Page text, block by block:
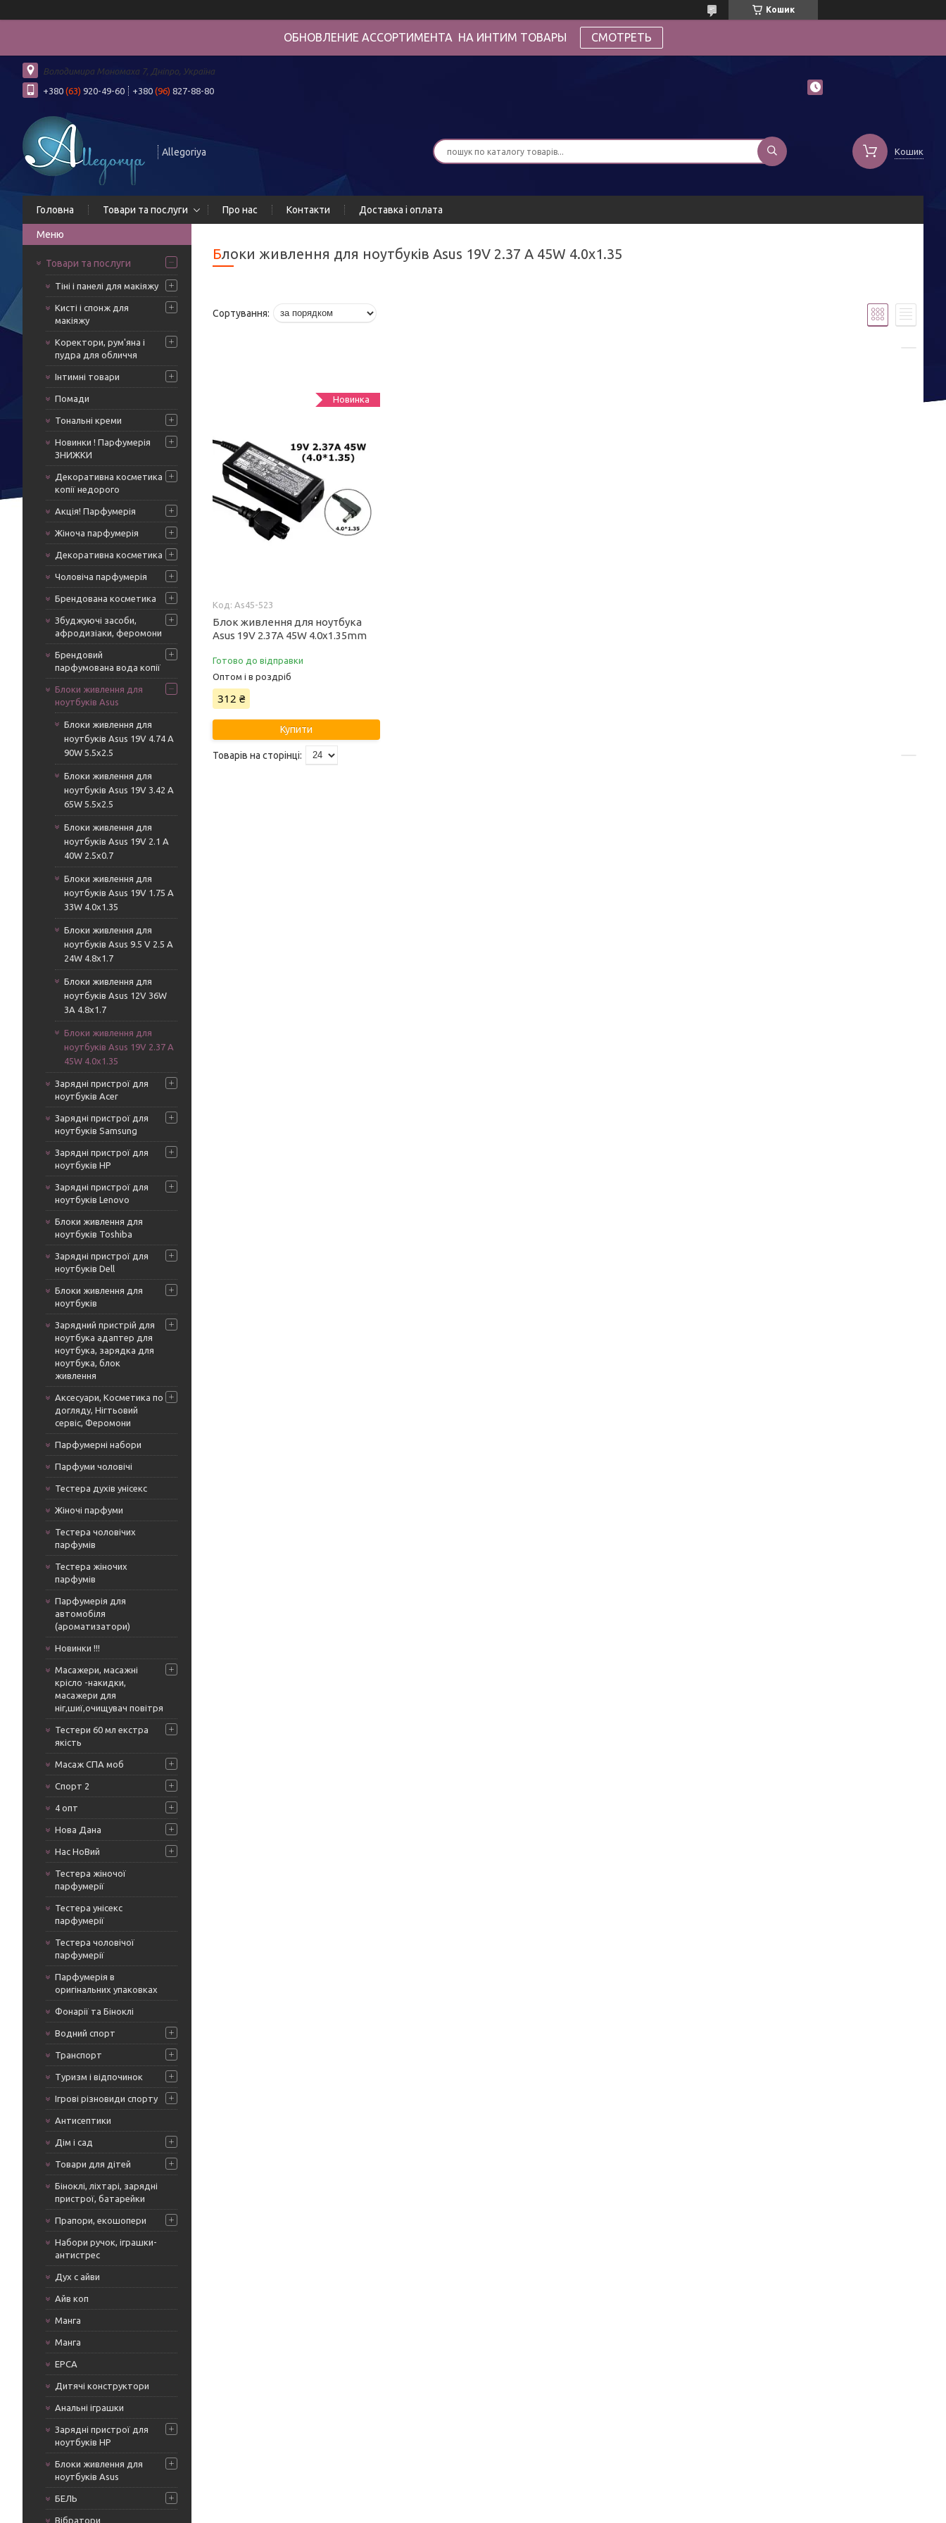
Кошик
ОБНОВЛЕНИЕ АССОРТИМЕНТА НА ИНТИМ ТОВАРЫ СМОТРЕТЬ
Володимира Мономаха 7, Дніпро, Україна
+380 (63) 920-49-60 +380 (96) 827-88-80
Allegoriya Кошик
Головна Товари та послуги Про нас Контакти Доставка і оплата
Товари та послуги
Тіні і панелі для макіяжу
Кисті і спонж для
макіяжу
Коректори, рум'яна і
пудра для обличчя
Інтимні товари
Помади
Тональні креми
Новинки ! Парфумерія
ЗНИЖКИ
Декоративна косметика
копії недорого
Акція! Парфумерія
Жіноча парфумерія
Декоративна косметика
Чоловіча парфумерія
Брендована косметика
Збуджуючі засоби,
афродизіаки, феромони
Брендовий
парфумована вода копії
Блоки живлення для
ноутбуків Asus
Блоки живлення для
ноутбуків Asus 19V 4.74 A
90W 5.5x2.5
Блоки живлення для
ноутбуків Asus 19V 3.42 A
65W 5.5x2.5
Блоки живлення для
ноутбуків Asus 19V 2.1 A
40W 2.5x0.7
Блоки живлення для
ноутбуків Asus 19V 1.75 A
33W 4.0x1.35
Блоки живлення для
ноутбуків Asus 9.5 V 2.5 A
24W 4.8x1.7
Блоки живлення для
ноутбуків Asus 12V 36W
3A 4.8х1.7
Блоки живлення для
ноутбуків Asus 19V 2.37 A
45W 4.0x1.35
Зарядні пристрої для
ноутбуків Acer
Зарядні пристрої для
ноутбуків Samsung
Зарядні пристрої для
ноутбуків HP
Зарядні пристрої для
ноутбуків Lenovo
Блоки живлення для
ноутбуків Toshiba
Зарядні пристрої для
ноутбуків Dell
Блоки живлення для
ноутбуків
Зарядний пристрій для
ноутбука адаптер для
ноутбука, зарядка для
ноутбука, блок
живлення
Аксесуари, Косметика по
догляду, Нігтьовий
сервіс, Феромони
Парфумерні набори
Парфуми чоловічі
Тестера духів унісекс
Жіночі парфуми
Тестера чоловічих
парфумів
Тестера жіночих
парфумів
Парфумерія для
автомобіля
(ароматизатори)
Новинки !!!
Масажери, масажні
крісло -накидки,
масажери для
ніг,шиї,очищувач повітря
Тестери 60 мл екстра
якість
Масаж СПА моб
Спорт 2
4 опт
Нова Дана
Нас НоВий
Тестера жіночої
парфумерії
Тестера унісекс
парфумерії
Тестера чоловічої
парфумерії
Парфумерія в
оригінальних упаковках
Фонарії та Біноклі
Водний спорт
Транспорт
Туризм і відпочинок
Ігрові різновиди спорту
Антисептики
Дім і сад
Товари для дітей
Біноклі, ліхтарі, зарядні
пристрої, батарейки
Прапори, екошопери
Набори ручок, іграшки-
антистрес
Дух с айви
Айв коп
Манга
Манга
ЕРСА
Дитячі конструктори
Анальні іграшки
Зарядні пристрої для
ноутбуків HP
Блоки живлення для
ноутбуків Asus
БЕЛЬ
Вібратори
Блоки живлення для ноутбуків Asus 19V 2.37 A 45W 4.0x1.35
Новинка
As45-523
Блок живлення для ноутбука
Asus 19V 2.37A 45W 4.0x1.35mm
Готово до відправки
Оптом і в роздріб
312 ₴
Купити